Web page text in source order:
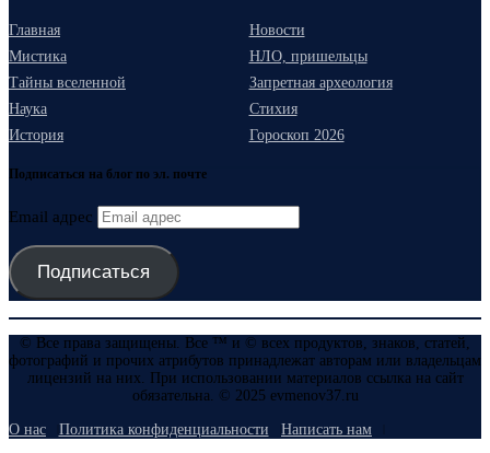
Главная
Новости
Мистика
НЛО, пришельцы
Тайны вселенной
Запретная археология
Наука
Стихия
История
Гороскоп 2026
Подписаться на блог по эл. почте
Email адрес
Подписаться
© Все права защищены. Все ™ и © всех продуктов, знаков, статей,
фотографий и прочих атрибутов принадлежат авторам или владельцам
лицензий на них. При использовании материалов ссылка на сайт
обязательна. © 2025 evmenov37.ru
О нас Политика конфиденциальности Написать нам